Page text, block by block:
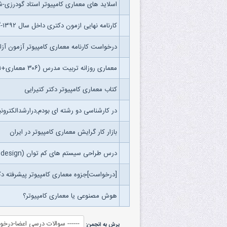
اسلاید های معماری کامپیوتر استاد
کارنامه نهایی ازمون دکتری داخل سال ۱۳۹۲-گرایش معماری کامپیوتر
درخواست کارنامه معماری کامپیوتر آزمون آزاد
معماری روزانه تربیت مدرس (۳۰۶ معماری+۲۷۱ هوش+۳۲۵ نرم)(رتبه اولی)
کتاب معماری کامپیوتر دکتر کتیرایی
در کارشناسی دو رشته ای
بازار کار گرایش معماری کامپیوتر در ایران
درس طراحی سیستم های کم توان (low power design) ارشد معماری کامپیوتر
[درخواست]جزوه معماری کامپیوتر پیشرفته
هوش مصنوعی یا معماری کامپیوتر؟